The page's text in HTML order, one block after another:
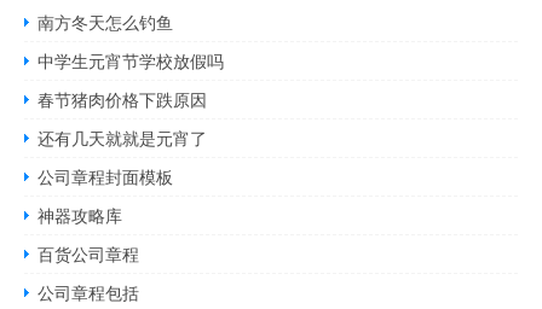
南方冬天怎么钓鱼
中学生元宵节学校放假吗
春节猪肉价格下跌原因
还有几天就就是元宵了
公司章程封面模板
神器攻略库
百货公司章程
公司章程包括